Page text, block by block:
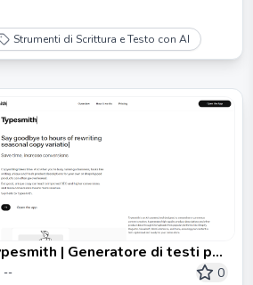
Strumenti di Scrittura e Testo con AI
| Generatore di testi per
eCommerce basato su AI
--
0